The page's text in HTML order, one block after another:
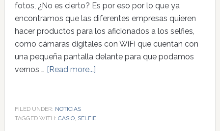
fotos, ¿No es cierto? Es por eso por lo que ya
encontramos que las diferentes empresas quieren
hacer productos para los aficionados a los selfies,
como cámaras digitales con WiFi que cuentan con
una pequeña pantalla delante para que podamos
vernos … [Read more...]
FILED UNDER: NOTICIAS
TAGGED WITH: CASIO, SELFIE